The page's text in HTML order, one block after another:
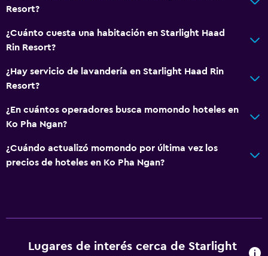
Resort?
¿Cuánto cuesta una habitación en Starlight Haad
Rin Resort?
¿Hay servicio de lavandería en Starlight Haad Rin
Resort?
¿En cuántos operadores busca momondo hoteles en
Ko Pha Ngan?
¿Cuándo actualizó momondo por última vez los
precios de hoteles en Ko Pha Ngan?
Lugares de interés cerca de Starlight